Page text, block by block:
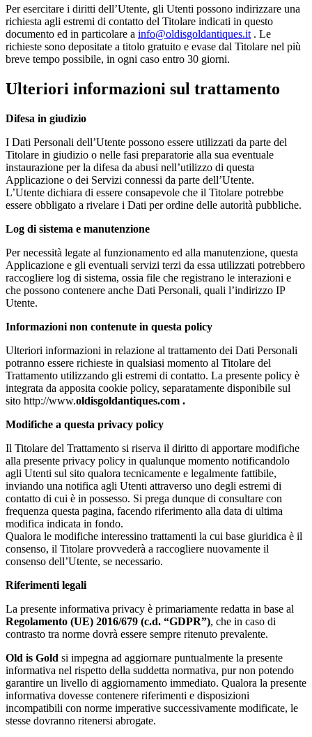
Per esercitare i diritti dell’Utente, gli Utenti possono indirizzare una
richiesta agli estremi di contatto del Titolare indicati in questo
documento ed in particolare a info@oldisgoldantiques.it . Le
richieste sono depositate a titolo gratuito e evase dal Titolare nel più
breve tempo possibile, in ogni caso entro 30 giorni.
Ulteriori informazioni sul trattamento
Difesa in giudizio
I Dati Personali dell’Utente possono essere utilizzati da parte del
Titolare in giudizio o nelle fasi preparatorie alla sua eventuale
instaurazione per la difesa da abusi nell’utilizzo di questa
Applicazione o dei Servizi connessi da parte dell’Utente.
L’Utente dichiara di essere consapevole che il Titolare potrebbe
essere obbligato a rivelare i Dati per ordine delle autorità pubbliche.
Log di sistema e manutenzione
Per necessità legate al funzionamento ed alla manutenzione, questa
Applicazione e gli eventuali servizi terzi da essa utilizzati potrebbero
raccogliere log di sistema, ossia file che registrano le interazioni e
che possono contenere anche Dati Personali, quali l’indirizzo IP
Utente.
Informazioni non contenute in questa policy
Ulteriori informazioni in relazione al trattamento dei Dati Personali
potranno essere richieste in qualsiasi momento al Titolare del
Trattamento utilizzando gli estremi di contatto. La presente policy è
integrata da apposita cookie policy, separatamente disponibile sul
sito http://www.oldisgoldantiques.com .
Modifiche a questa privacy policy
Il Titolare del Trattamento si riserva il diritto di apportare modifiche
alla presente privacy policy in qualunque momento notificandolo
agli Utenti sul sito qualora tecnicamente e legalmente fattibile,
inviando una notifica agli Utenti attraverso uno degli estremi di
contatto di cui è in possesso. Si prega dunque di consultare con
frequenza questa pagina, facendo riferimento alla data di ultima
modifica indicata in fondo.
Qualora le modifiche interessino trattamenti la cui base giuridica è il
consenso, il Titolare provvederà a raccogliere nuovamente il
consenso dell’Utente, se necessario.
Riferimenti legali
La presente informativa privacy è primariamente redatta in base al
Regolamento (UE) 2016/679 (c.d. “GDPR”), che in caso di
contrasto tra norme dovrà essere sempre ritenuto prevalente.
Old is Gold si impegna ad aggiornare puntualmente la presente
informativa nel rispetto della suddetta normativa, pur non potendo
garantire un livello di aggiornamento immediato. Qualora la presente
informativa dovesse contenere riferimenti e disposizioni
incompatibili con norme imperative successivamente modificate, le
stesse dovranno ritenersi abrogate.